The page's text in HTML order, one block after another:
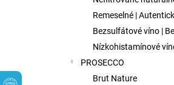
Remeselné |
Bezsulfátové víno |
Nízkohistamínové
PROSECCO
Brut Nature
FISH WIVES CLUB
SECRET CHENIN